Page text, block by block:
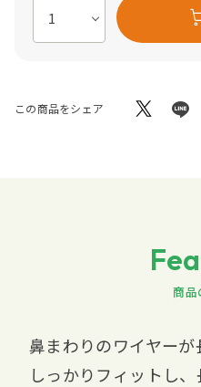
この商品をシェア
商品
鼻まわりのワイヤー
しっかりフィットし